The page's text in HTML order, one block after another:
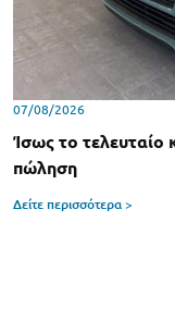
07/08/2026
Ίσως το τελευταίο
πώληση
Δείτε περισσότερα >